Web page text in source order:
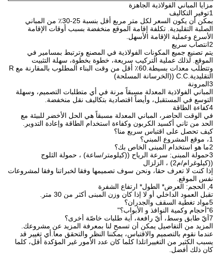
مزايا المباني الفولاذية الجاهزة
1توفير التكاليف
يمكن أن يكون السعر لكل متر مربع أقل بنسبة 25-30٪ من المباني
الصلبة التقليدية. تكلفة إقامة الموقع منخفضة بسبب أوقات الإقامة
الأسرع وعملية الإقامة الأسهل.
2انتصاب سريع
يتم تصنيع جميع المكونات الفولاذية في المصنع وترتبط بمسامير في
الموقع. لذلك عملية التركيب سريعة، خطوة بخطوة، سهلة التثبيت
وتتطلب معدات بسيطة.60٪ أقل من وقت البناء المطلوب بالمقارنة مع R
التقليدية.C.C ((الخرسانة المسلحة)
3المرونة
المباني الفولاذية المعدلة مسبقاً مرنة في أي متطلبات التصميم، وسهلة
التوسع في المستقبل، وأيضاً اقتصادية بتكاليف نقل منخفضة.
4كفاءة الطاقة
في الوقت الحاضر، المباني المعدلة مسبقاً هي الحل الأخضر للبيئة مع
الحد من ثاني أكسيد الكربون وكفاءة استخدام الطاقة وإعادة التدوير.
كيف تحصل على اقتباس سريع منا؟
1، موقع المشروع المبني؟
2ما هو استخدام المبنى الخاص بك؟
3حمولة المبنى: سرعة الرياح ((كيلومتر/ساعة) ، حمولة الثلوج
((كيلوغرام/م2) ، الزلزال
إذا كنت لا تعرف حقا، ونحن سوف تصميمها وفقا لخبراتنا وفقا لمشروعات
نفس الموقع.
4, الحجم: العرض* الطول* ارتفاع الشفرة
تقبل العمود الداخلي أو لا إذا كان وزن المبنى أكثر من 30 متر.
5مواد تغطية السقف والجدران؟
6"أحجام وكمية النوافذ و الأبواب؟"
7أيّ طابق وسط، أيّ رافعة، أية طلبات خاصّة أخرى؟
المزيد من التفاصيل يمكن أن تسمح لنا بمعرفة المزيد عن مشروعك.
عندما نقوم بالتصميم والاقتباس، يمكننا النظر والتحقق معا.أي تغيير قد
يسبب الكثير من التغييراتلذا كلما كان عدد الأمور غير المؤكدة أقل، كلما
كان ذلك أفضل.